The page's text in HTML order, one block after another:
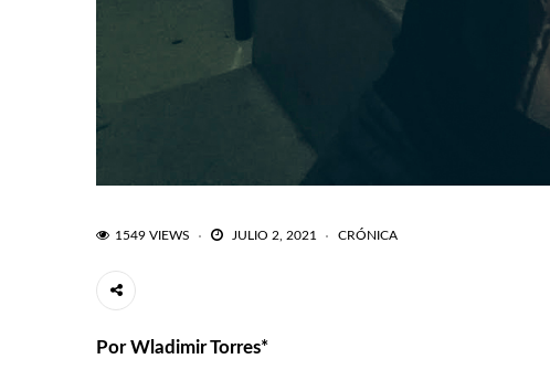
1549 VIEWS JULIO 2, 2021 CRÓNICA
Por Wladimir Torres*